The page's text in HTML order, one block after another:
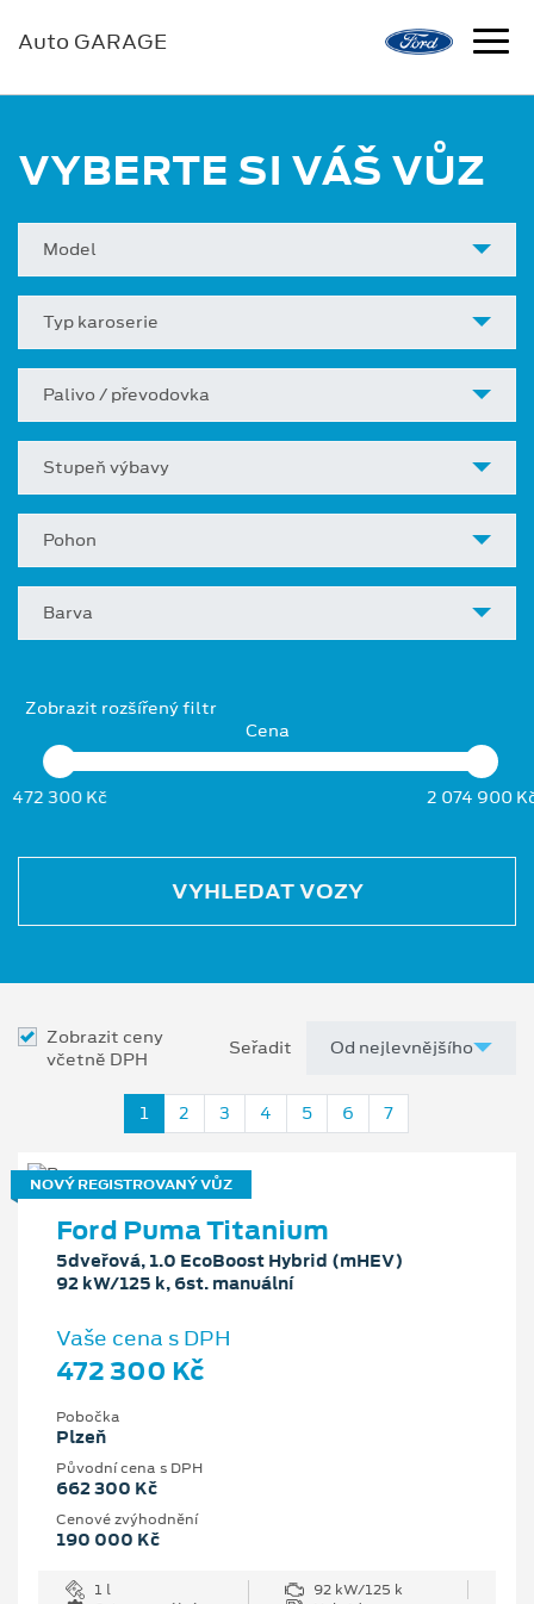
Auto GARAGE
VYBERTE SI VÁŠ VŮZ
Model
Typ karoserie
Palivo / převodovka
Stupeň výbavy
Pohon
Barva
Zobrazit rozšířený filtr
Cena
472 300 Kč 2 074 900
VYHLEDAT VOZY
Zobrazit ceny
včetně DPH
Seřadit
1 2 3 4 5 6 7
NOVÝ REGISTROVANÝ VŮZ
Ford Puma Titanium
5dveřová, 1.0 EcoBoost Hybrid (mHEV)
92 kW/125 k, 6st. manuální
Vaše cena s DPH
472 300 Kč
Pobočka
Plzeň
Původní cena s DPH
662 300 Kč
Cenové zvýhodnění
190 000 Kč
1 l
92 kW/125 k